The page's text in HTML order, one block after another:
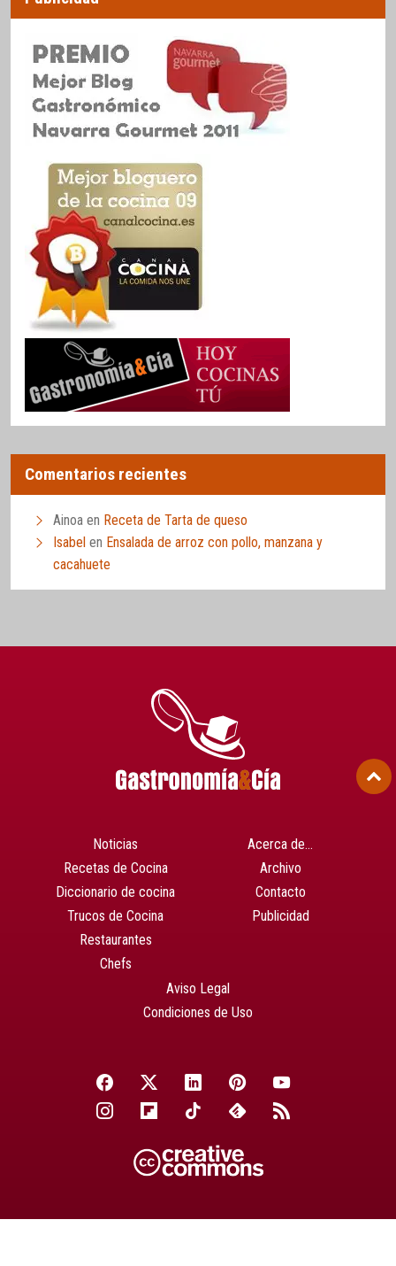
Comentarios recientes
Ainoa en Receta de Tarta de queso
Isabel en Ensalada de arroz con pollo, manzana y
cacahuete
Noticias
Recetas de Cocina
Diccionario de cocina
Trucos de Cocina
Restaurantes
Chefs
Acerca de…
Archivo
Contacto
Publicidad
Aviso Legal
Condiciones de Uso